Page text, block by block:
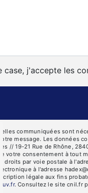
case, j'accepte les
communiquées sont
message. Les données
// 19-21 Rue de Rhône,
votre consentement à tout
droits par voie postale à
à l'adresse
légale aux fins
. Consultez le site cnil.fr